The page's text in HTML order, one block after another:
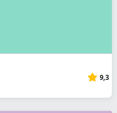
9,3